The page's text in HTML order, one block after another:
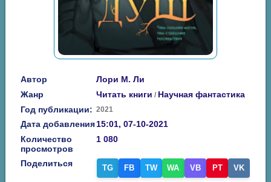
Автор
Лори М. Ли
Жанр
Читать книги / Научная фантастика
Год публикации: 2021
Дата добавления15:01, 07-10-2021
Количество
просмотров
1 080
Поделиться TG FB TW WA VB PT VK